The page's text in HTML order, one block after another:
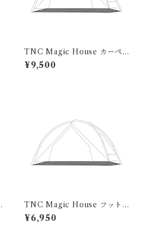
TNC Magic House カーペ
ットCarpet 2224042001-06
¥9,500
TNC Magic House フット
プリント 2224042001-03
¥6,950